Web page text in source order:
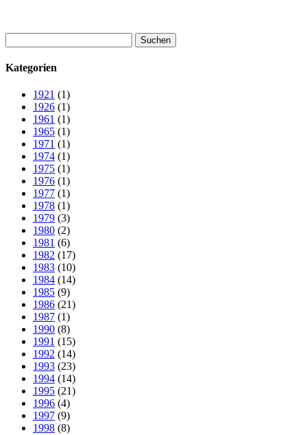
nach:
Kategorien
1921 (1)
1926 (1)
1961 (1)
1965 (1)
1971 (1)
1974 (1)
1975 (1)
1976 (1)
1977 (1)
1978 (1)
1979 (3)
1980 (2)
1981 (6)
1982 (17)
1983 (10)
1984 (14)
1985 (9)
1986 (21)
1987 (1)
1990 (8)
1991 (15)
1992 (14)
1993 (23)
1994 (14)
1995 (21)
1996 (4)
1997 (9)
1998 (8)